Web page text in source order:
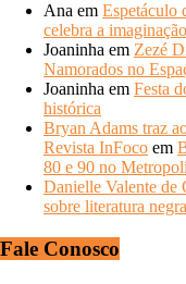
Ana em Espetáculo
celebra a
Joaninha em Zezé
Namorados no
Joaninha em Festa
histórica
Bryan Adams traz
Revista InFoco em
80 e 90 no
Danielle Valente de
sobre literatura
Fale Conosco